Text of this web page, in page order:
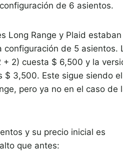
de 6 asientos.
Long Range y Plaid estaban
configuración de 5 asientos.
2) cuesta $ 6,500 y la
$ 3,500. Este sigue siendo el
pero ya no en el caso de
y su precio inicial es
que antes: